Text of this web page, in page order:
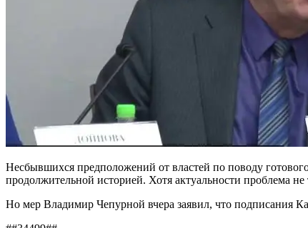
Несбывшихся предположений от властей по поводу
продолжительной историей. Хотя актуальности проблема
Но мер Владимир Чепурной вчера заявил, что подписания